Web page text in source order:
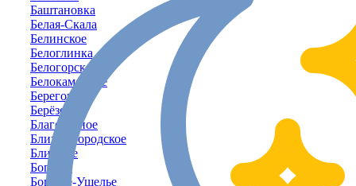
Баштановка
Белая-Скала
Белинское
Белоглинка
Белогорск
Белокаменное
Береговое
Берёзовка
Благодатное
Ближнегородское
Ближнее
Богатое
Богатое-Ущелье